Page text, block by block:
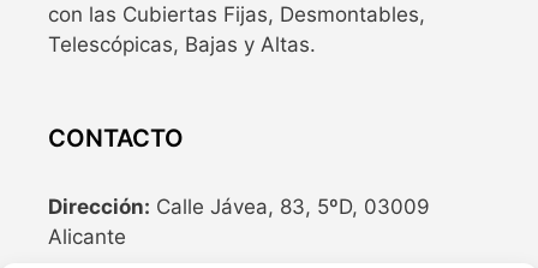
con las Cubiertas Fijas, Desmontables,
Telescópicas, Bajas y Altas.
CONTACTO
Dirección: Calle Jávea, 83, 5ºD, 03009
Alicante